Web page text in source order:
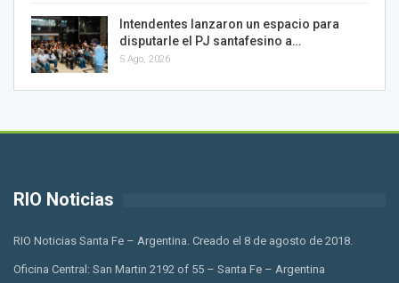
Intendentes lanzaron un espacio para
disputarle el PJ santafesino a…
5 Ago, 2026
RIO Noticias
RIO Noticias Santa Fe – Argentina. Creado el 8 de agosto de 2018.
Oficina Central: San Martin 2192 of 55 – Santa Fe – Argentina